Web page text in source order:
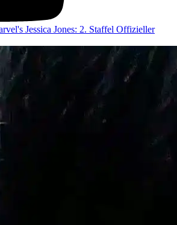
Jessica Jones: 2. Staffel Offizieller